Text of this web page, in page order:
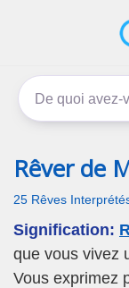
enReve.net
Les rêves, c'est
Rêver de
25 Rêves
Signification:
que vous vivez
Vous exprimez